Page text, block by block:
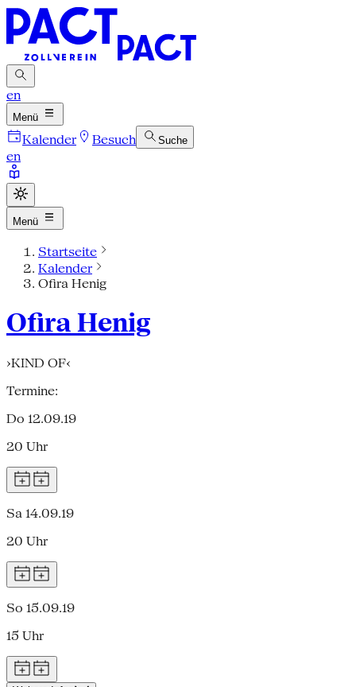
en
Menü
Kalender Besuch Suche
en
Menü
Startseite
Kalender
Ofira Henig
Ofira Henig
›KIND OF‹
Termine:
Do 12.09.19
20 Uhr
Sa 14.09.19
20 Uhr
So 15.09.19
15 Uhr